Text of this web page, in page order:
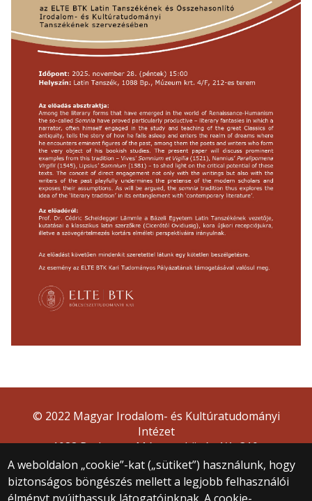
A weboldalon „cookie”-kat („sütiket”) használunk, hogy
biztonságos böngészés mellett a legjobb felhasználói
© 2022 Magyar Irodalom- és Kultúratudományi
Intézet
1088 Budapest, Múzeum körút 4/A, 310.